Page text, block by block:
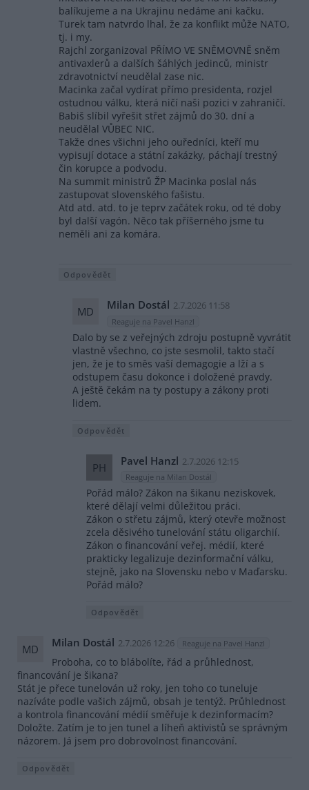
balíkujeme a na Ukrajinu nedáme ani kačku.
Turek tam natvrdo lhal, že za konflikt může NATO,
tj. i my.
Rajchl zorganizoval PŘÍMO VE SNĚMOVNĚ sněm
antivaxlerů a dalších šáhlých jedinců, ministr
zdravotnictví neudělal zase nic.
Macinka začal vydírat přímo presidenta, rozjel
ostudnou válku, která ničí naši pozici v zahraničí.
Babiš slíbil vyřešit střet zájmů do 30. dní a
neudělal VŮBEC NIC.
Takže dnes všichni jeho ouředníci, kteří mu
vypisují dotace a státní zakázky, páchají trestný
čin korupce a podvodu.
Na summit ministrů ŽP Macinka poslal nás
zastupovat slovenského fašistu.
Atd atd. atd. to je teprv začátek roku, od té doby
byl další vagón. Něco tak příšerného jsme tu
neměli ani za komára.
Odpovědět
MD Milan Dostál 2.7.2026 11:58
Reaguje na Pavel Hanzl
Dalo by se z veřejných zdroju postupně vyvrátit
vlastně všechno, co jste sesmolil, takto stačí
jen, že je to směs vaší demagogie a lží a s
odstupem času dokonce i doložené pravdy.
A ještě čekám na ty postupy a zákony proti
lidem.
Odpovědět
PH Pavel Hanzl 2.7.2026 12:15
Reaguje na Milan Dostál
Pořád málo? Zákon na šikanu neziskovek,
které dělají velmi důležitou práci.
Zákon o střetu zájmů, který otevře možnost
zcela děsivého tunelování státu oligarchií.
Zákon o financování veřej. médií, které
prakticky legalizuje dezinformační válku,
stejně, jako na Slovensku nebo v Maďarsku.
Pořád málo?
Odpovědět
MD Milan Dostál 2.7.2026 12:26 Reaguje na Pavel Hanzl
Proboha, co to blábolíte, řád a průhlednost,
financování je šikana?
Stát je přece tunelován už roky, jen toho co tuneluje
nazíváte podle vašich zájmů, obsah je tentýž. Průhlednost
a kontrola financování médií směřuje k dezinformacím?
Doložte. Zatím je to jen tunel a líheň aktivistů se správným
názorem. Já jsem pro dobrovolnost financování.
Odpovědět